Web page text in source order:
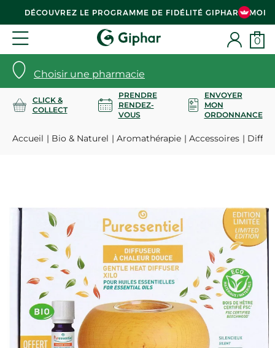
DÉCOUVREZ LE PROGRAMME DE FIDÉLITÉ GIPHAR & MOI
Choisir une pharmacie
0
CLICK &
COLLECT
PRENDRE
RENDEZ-
VOUS
ENVOYER
MON
ORDONNANCE
Accueil Bio & Naturel Aromathérapie Accessoires